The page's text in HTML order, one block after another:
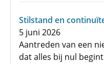
Stilstand en
5 juni 2026
Aantreden van een
dat alles bij nul